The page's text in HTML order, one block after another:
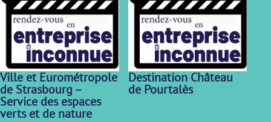
Ville et Eurométropole
de Strasbourg –
Service des espaces
verts et de nature
Destination Château
de Pourtalès